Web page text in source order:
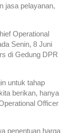
jasa pelayanan,
Operational
Senin, 8 Juni
di Gedung DPR
untuk tahap
berikan, hanya
Officer
penentuan harga